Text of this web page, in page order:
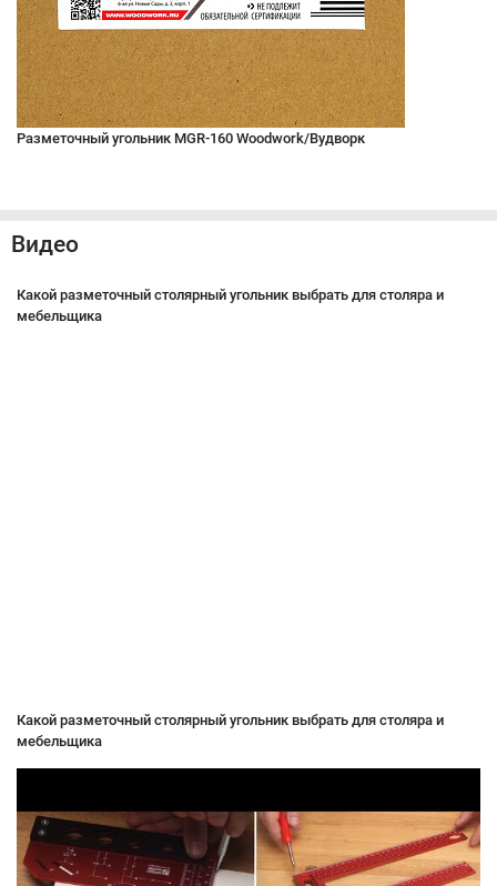
Разметочный угольник MGR-160 Woodwork/Вудворк
Видео
Какой разметочный столярный угольник выбрать для столяра и
мебельщика
Какой разметочный столярный угольник выбрать для столяра и
мебельщика